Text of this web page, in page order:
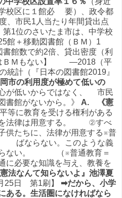
校区に１館必 要）、政令都
、市民1人当たり年間貸出点
位のさいたま市は、中学校
館＋移動図書館（ＢＭ）1
数で約2倍、貸出密度（利
はＢＭもない】 ―2018（平
統計（『日本の図書館2019』
市の利用度が極めて低いの
が低いからではなく、 市民
書館がないから。》 A. 《憲
に教育を受ける権利がある
を法律は用意する。 ②すべ
供たちに、法律が用意する※普
ならない。このような義
らない。 （※普通教育＝
に必要な知識を与え、教養を
憲法なんて知らないよ』池澤夏
25日 第1刷】 ➡だから、小学
ある。生活圏になければなら